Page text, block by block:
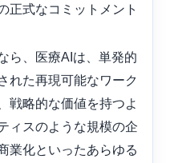
正式なコミットメント
ら、医療AIは、単発的
れた再現可能なワーク
戦略的な価値を持つよ
ィスのような規模の企
業化といったあらゆる